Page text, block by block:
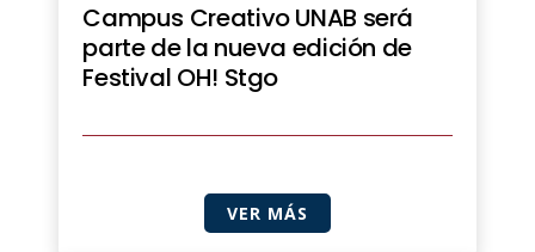
Campus Creativo UNAB será
parte de la nueva edición de
Festival OH! Stgo
VER MÁS